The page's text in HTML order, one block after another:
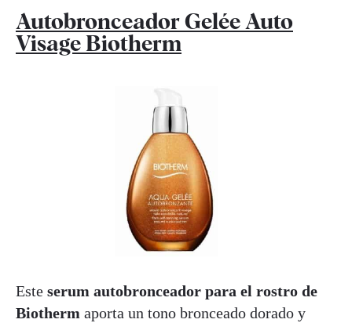
Autobronceador Gelée Auto
Visage Biotherm
Este serum autobronceador para el rostro de
Biotherm aporta un tono bronceado dorado y